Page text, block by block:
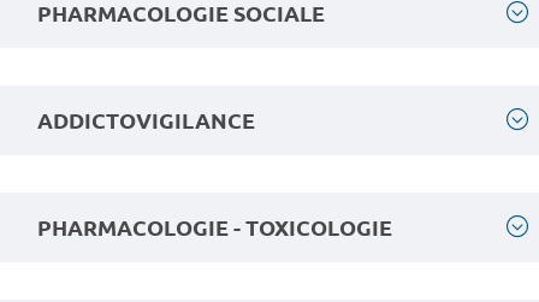
PHARMACOLOGIE SOCIALE
ADDICTOVIGILANCE
PHARMACOLOGIE - TOXICOLOGIE